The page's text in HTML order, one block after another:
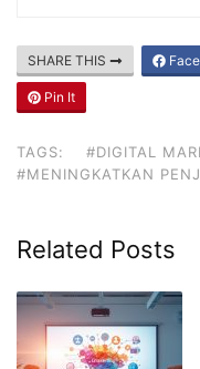
SHARE THIS
Pin It
TAGS:
#DIGITAL
#MENINGKATKAN
Related Posts